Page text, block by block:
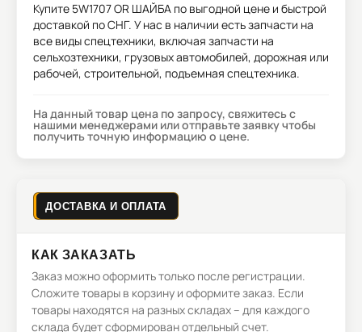
Купите 5W1707 OR ШАЙБА по выгодной цене и быстрой
доставкой по СНГ. У нас в наличии есть запчасти на
все виды спецтехники, включая запчасти на
сельхозтехники, грузовых автомобилей, дорожная или
рабочей, строительной, подъемная спецтехника.
На данный товар цена по запросу, свяжитесь с
нашими менеджерами или отправьте заявку чтобы
получить точную информацию о цене.
ДОСТАВКА И ОПЛАТА
КАК ЗАКАЗАТЬ
Заказ можно оформить только после регистрации.
Сложите товары в корзину и оформите заказ. Если
товары находятся на разных складах – для каждого
склада будет сформирован отдельный счет.